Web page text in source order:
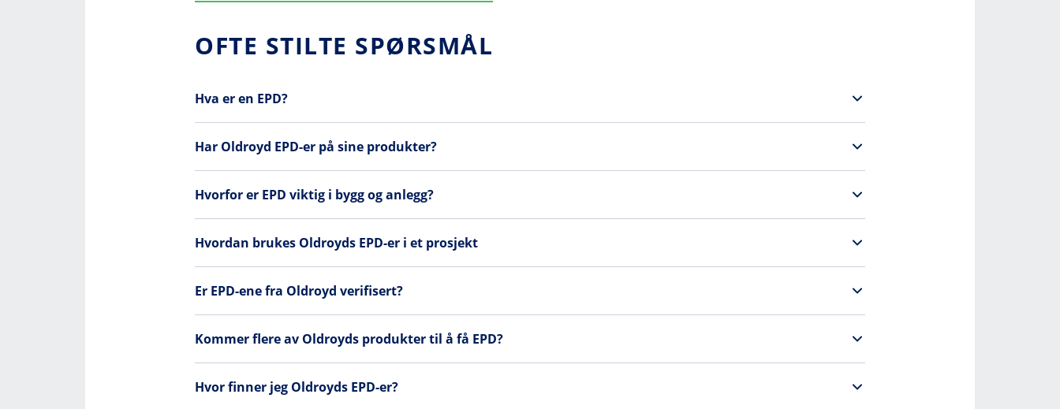
OFTE STILTE SPØRSMÅL
Hva er en EPD?
Har Oldroyd EPD-er på sine produkter?
Hvorfor er EPD viktig i bygg og anlegg?
Hvordan brukes Oldroyds EPD-er i et prosjekt
Er EPD-ene fra Oldroyd verifisert?
Kommer flere av Oldroyds produkter til å få EPD?
Hvor finner jeg Oldroyds EPD-er?